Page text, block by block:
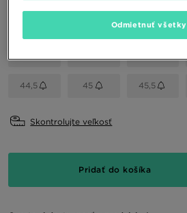
44,5 45 45,5
Skontrolujte veľkosť
Pridať do košíka
Odmietnuť všetky